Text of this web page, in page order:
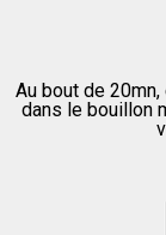
Au bout de
dans le bouillon